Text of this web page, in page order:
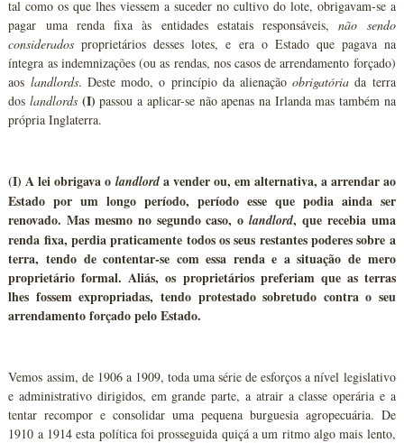
tal como os que lhes viessem a suceder no cultivo do lote, obrigavam-se a
pagar uma renda fixa às entidades estatais responsáveis,não sendo
considerados proprietários desses lotes, e era o Estado que pagava na
íntegra as indemnizações (ou as rendas, nos casos de arrendamento forçado)
aos landlords. Deste modo, o princípio da alienaçãoobrigatória da terra
doslandlords (I)passou a aplicar-se não apenas na Irlanda mas também na
própria Inglaterra.
(I) A lei obrigava o landlorda vender ou, em alternativa, a arrendar ao
Estado por um longo período, período esse que podia ainda ser
renovado. Mas mesmo no segundo caso, olandlord, que recebia uma
renda fixa, perdia praticamente todos os seus restantes poderes sobre a
terra, tendo de contentar-se com essa renda e a situação de mero
proprietário formal. Aliás, os proprietários preferiam que as terras
lhes fossem expropriadas, tendo protestado sobretudo contra o seu
arrendamento forçado pelo Estado.
Vemos assim, de 1906 a 1909, toda uma série de esforços a nível legislativo
e administrativo dirigidos, em grande parte, a atrair a classe operária e a
tentar recompor e consolidar uma pequena burguesia agropecuária. De
1910 a 1914 esta política foi prosseguida quiçá a um ritmo algo mais lento,